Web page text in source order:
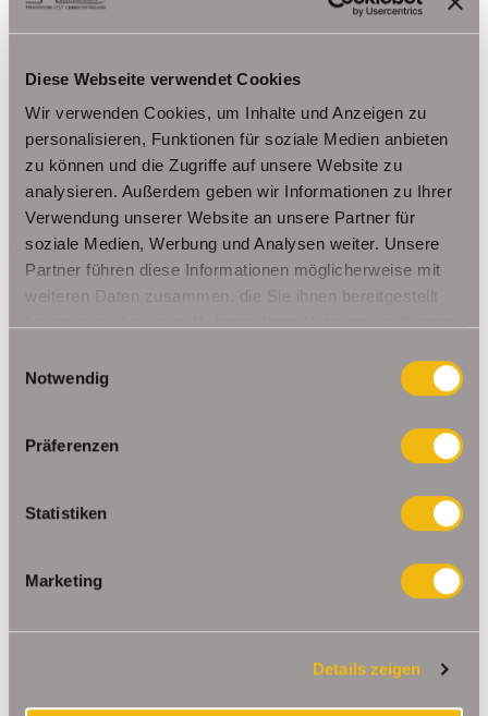
Diese Webseite verwendet Cookies
Wir verwenden Cookies, um Inhalte und Anzeigen zu
personalisieren, Funktionen für soziale Medien anbieten
zu können und die Zugriffe auf unsere Website zu
analysieren. Außerdem geben wir Informationen zu Ihrer
Verwendung unserer Website an unsere Partner für
soziale Medien, Werbung und Analysen weiter. Unsere
Partner führen diese Informationen möglicherweise mit
weiteren Daten zusammen, die Sie ihnen bereitgestellt
Notwendig
Präferenzen
Statistiken
Marketing
Details zeigen
220,90 € VERMIETET
Buttstädt
Einraumwohnung mit Balkon in Zentrumsnähe
Erdgeschosswohnung
WOHNFLÄCHE
ZIMMER
220,90 €
Buttstädt